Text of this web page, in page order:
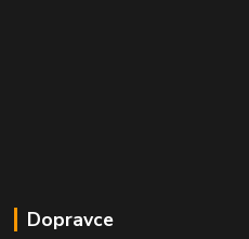
Dopravce